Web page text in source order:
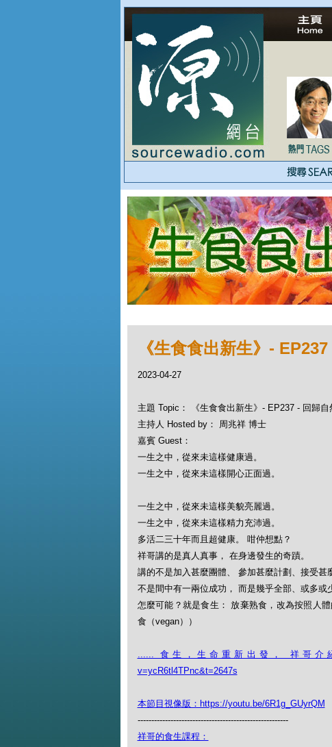
《生食食出新生》-
2023-04-27
主題 Topic： 《生食食出新生》- EP237 - 回歸
主持人 Hosted by： 周兆祥 博士
嘉賓 Guest：
一生之中，從來未這樣健康過。
一生之中，從來未這樣開心正面過。
一生之中，從來未這樣美貌亮麗過。
一生之中，從來未這樣精力充沛過。
多活二三十年而且超健康。 咁仲想點？
祥哥講的是真人真事， 在身邊發生的奇蹟。
講的不是加入甚麼團體、 參加甚麼計劃、接受甚
不是間中有一兩位成功， 而是幾乎全部、或多或
怎麼可能？就是食生： 放棄熟食，改為按照人
食（vegan））
...... 食生，生命重新出發， 祥哥介紹
v=ycR6tl4TPnc&t=2647s
本節目視像版：https://youtu.be/6R1g_GUyrQM
-------------------------------------------------------
祥哥的食生課程：